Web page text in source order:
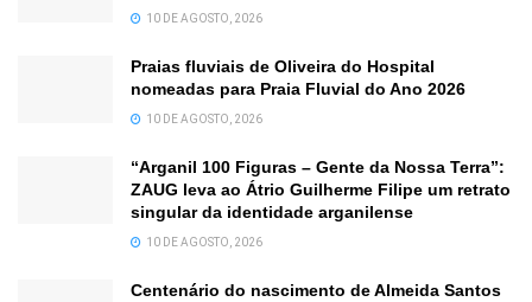
10 DE AGOSTO, 2026
Praias fluviais de Oliveira do Hospital
nomeadas para Praia Fluvial do Ano 2026
10 DE AGOSTO, 2026
“Arganil 100 Figuras – Gente da Nossa Terra”:
ZAUG leva ao Átrio Guilherme Filipe um retrato
singular da identidade arganilense
10 DE AGOSTO, 2026
Centenário do nascimento de Almeida Santos